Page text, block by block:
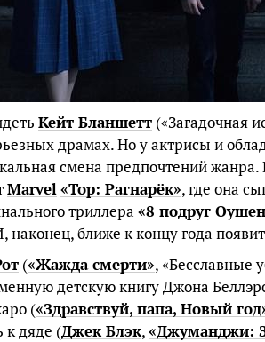
Кейт Бланшетт («Загадочная
драмах. Но у актрисы и
смена предпочтений
Marvel«Тор: Рагнарёк», где она
триллера «8 подруг
наконец, ближе к концу года
(«Жажда смерти», «Бесславные
детскую книгу Джона
(«Здравствуй, папа, Новый
к дяде (Джек Блэк,«Джуманджи: